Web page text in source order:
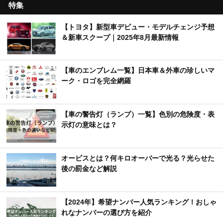
特集
【トヨタ】新型車デビュー・モデルチェンジ予想
＆新車スクープ｜2025年8月最新情報
【車のエンブレム一覧】日本車＆外車の珍しいマ
ーク・ロゴを完全網羅
【車の警告灯（ランプ）一覧】色別の危険度・表
示灯の意味とは？
オービスとは？何キロオーバーで光る？光らせた
後の罰金など解説
【2024年】希望ナンバー人気ランキング！おしゃ
れなナンバーの選び方を紹介